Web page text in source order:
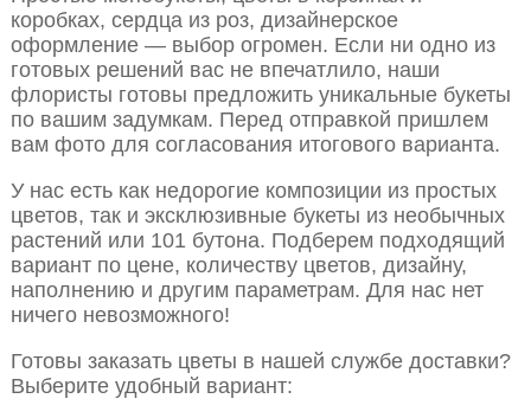
коробках, сердца из роз, дизайнерское
оформление — выбор огромен. Если ни одно из
готовых решений вас не впечатлило, наши
флористы готовы предложить уникальные букеты
по вашим задумкам. Перед отправкой пришлем
вам фото для согласования итогового варианта.
У нас есть как недорогие композиции из простых
цветов, так и эксклюзивные букеты из необычных
растений или 101 бутона. Подберем подходящий
вариант по цене, количеству цветов, дизайну,
наполнению и другим параметрам. Для нас нет
ничего невозможного!
Готовы заказать цветы в нашей службе доставки?
Выберите удобный вариант: